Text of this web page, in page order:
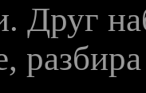
Друг